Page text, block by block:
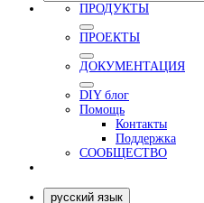
ПРОДУКТЫ
ПРОЕКТЫ
ДОКУМЕНТАЦИЯ
DIY блог
Помощь
Контакты
Поддержка
СООБЩЕСТВО
русский язык